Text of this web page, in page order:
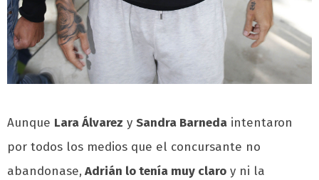
Aunque Lara Álvarez y Sandra Barneda intentaron
por todos los medios que el concursante no
abandonase, Adrián lo tenía muy claro y ni la